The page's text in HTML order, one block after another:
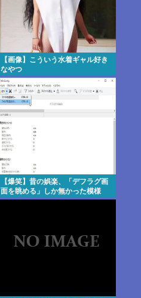
【画像】こういう水着ギャル好き
なやつ
【爆笑】昔の娯楽、「デフラグ画
面を眺める」しか無かった模様
www